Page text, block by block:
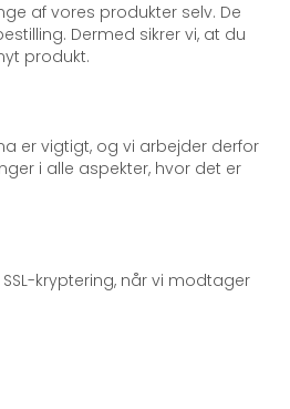
af vores produkter selv. De
Dermed sikrer vi, at du
produkt.
er vigtigt, og vi arbejder derfor
i alle aspekter, hvor det er
kryptering, når vi modtager